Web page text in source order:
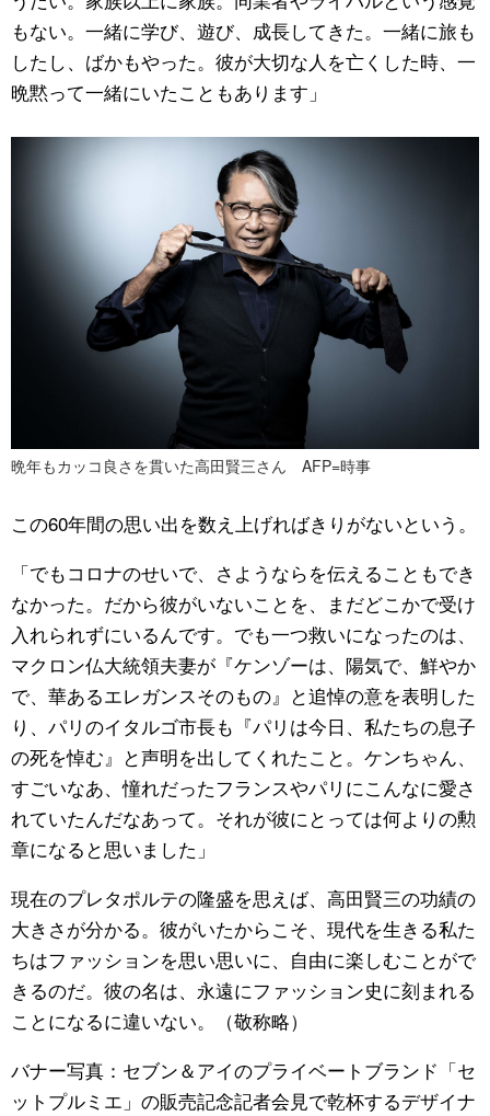
もない。一緒に学び、遊び、成長してきた。一緒に旅も
したし、ばかもやった。彼が大切な人を亡くした時、一
晩黙って一緒にいたこともあります」
晩年もカッコ良さを貫いた高田賢三さん AFP=時事
この60年間の思い出を数え上げればきりがないという。
「でもコロナのせいで、さようならを伝えることもでき
なかった。だから彼がいないことを、まだどこかで受け
入れられずにいるんです。でも一つ救いになったのは、
マクロン仏大統領夫妻が『ケンゾーは、陽気で、鮮やか
で、華あるエレガンスそのもの』と追悼の意を表明した
り、パリのイタルゴ市長も『パリは今日、私たちの息子
の死を悼む』と声明を出してくれたこと。ケンちゃん、
すごいなあ、憧れだったフランスやパリにこんなに愛さ
れていたんだなあって。それが彼にとっては何よりの勲
章になると思いました」
現在のプレタポルテの隆盛を思えば、高田賢三の功績の
大きさが分かる。彼がいたからこそ、現代を生きる私た
ちはファッションを思い思いに、自由に楽しむことがで
きるのだ。彼の名は、永遠にファッション史に刻まれる
ことになるに違いない。（敬称略）
バナー写真：セブン＆アイのプライベートブランド「セ
ットプルミエ」の販売記念記者会見で乾杯するデザイナ